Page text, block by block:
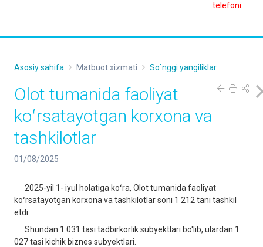
telefoni
Asosiy sahifa Matbuot xizmati So`nggi yangiliklar
Olot tumanida faoliyat
koʻrsatayotgan korxona va
tashkilotlar
01/08/2025
2025-yil 1- iyul holatiga koʻra, Olot tumanida faoliyat
koʻrsatayotgan korxona va tashkilotlar soni 1 212 tani tashkil
etdi.
Shundan 1 031 tasi tadbirkorlik subyektlari bo'lib, ulardan 1
027 tasi kichik biznes subyektlari.